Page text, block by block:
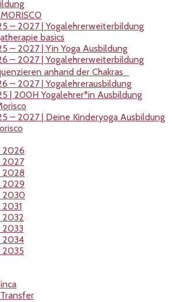
– 2027 | Yogalehrerweiterbildung
basics
– 2027 | Yin Yoga Ausbildung
– 2027 | Yogalehrerweiterbildung
anhand der Chakras
– 2027 | Yogalehrerausbildung
| 200H Yogalehrer*in Ausbildung
– 2027 | Deine Kinderyoga Ausbildung
2026
2027
2028
2029
2030
2032
2033
2034
2035